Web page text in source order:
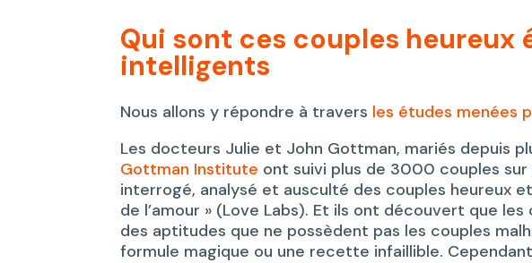
Qui sont ces couples heureux
intelligents
Nous allons y répondre à travers les études menées
Les docteurs Julie et John Gottman, mariés depuis
Gottman Institute ont suivi plus de 3000 couples
interrogé, analysé et ausculté des couples heureux
de l’amour » (Love Labs). Et ils ont découvert que
des aptitudes que ne possèdent pas les couples
formule magique ou une recette infaillible.